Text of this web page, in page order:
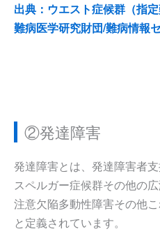
出典：ウエスト症候群（指
難病医学研究財団/難病情報
②発達障害
発達障害とは、発達障害者
スペルガー症候群その他の
注意欠陥多動性障害その他
と定義されています。